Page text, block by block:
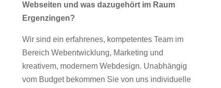
Webseiten und was dazugehört im Raum
Ergenzingen?
Wir sind ein erfahrenes, kompetentes Team im
Bereich Webentwicklung, Marketing und
kreativem, modernem Webdesign. Unabhängig
vom Budget bekommen Sie von uns individuelle